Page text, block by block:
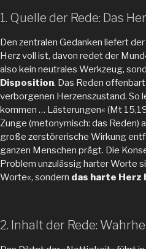
1. Quelle der Rede: Das
Den zentralen Gedanken liefert
Herz voll ist, davon redet der
also kein neutrales Werkzeug,
Disposition. Das Reden
verborgenen Herzenszustand. So
kommen … Lästerungen« (Mt
Zunge (metonymisch: das Reden)
große zerstörerische Wirkung
ganzen Menschen prägt. Die
Problem unzulässig harter Worte
Worte«, sondern das harte Herz
2. Inhalt der Rede: